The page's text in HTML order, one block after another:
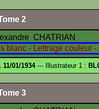
2
CHATRIAN
11/01/1934--- Illustrateur 1 :
3